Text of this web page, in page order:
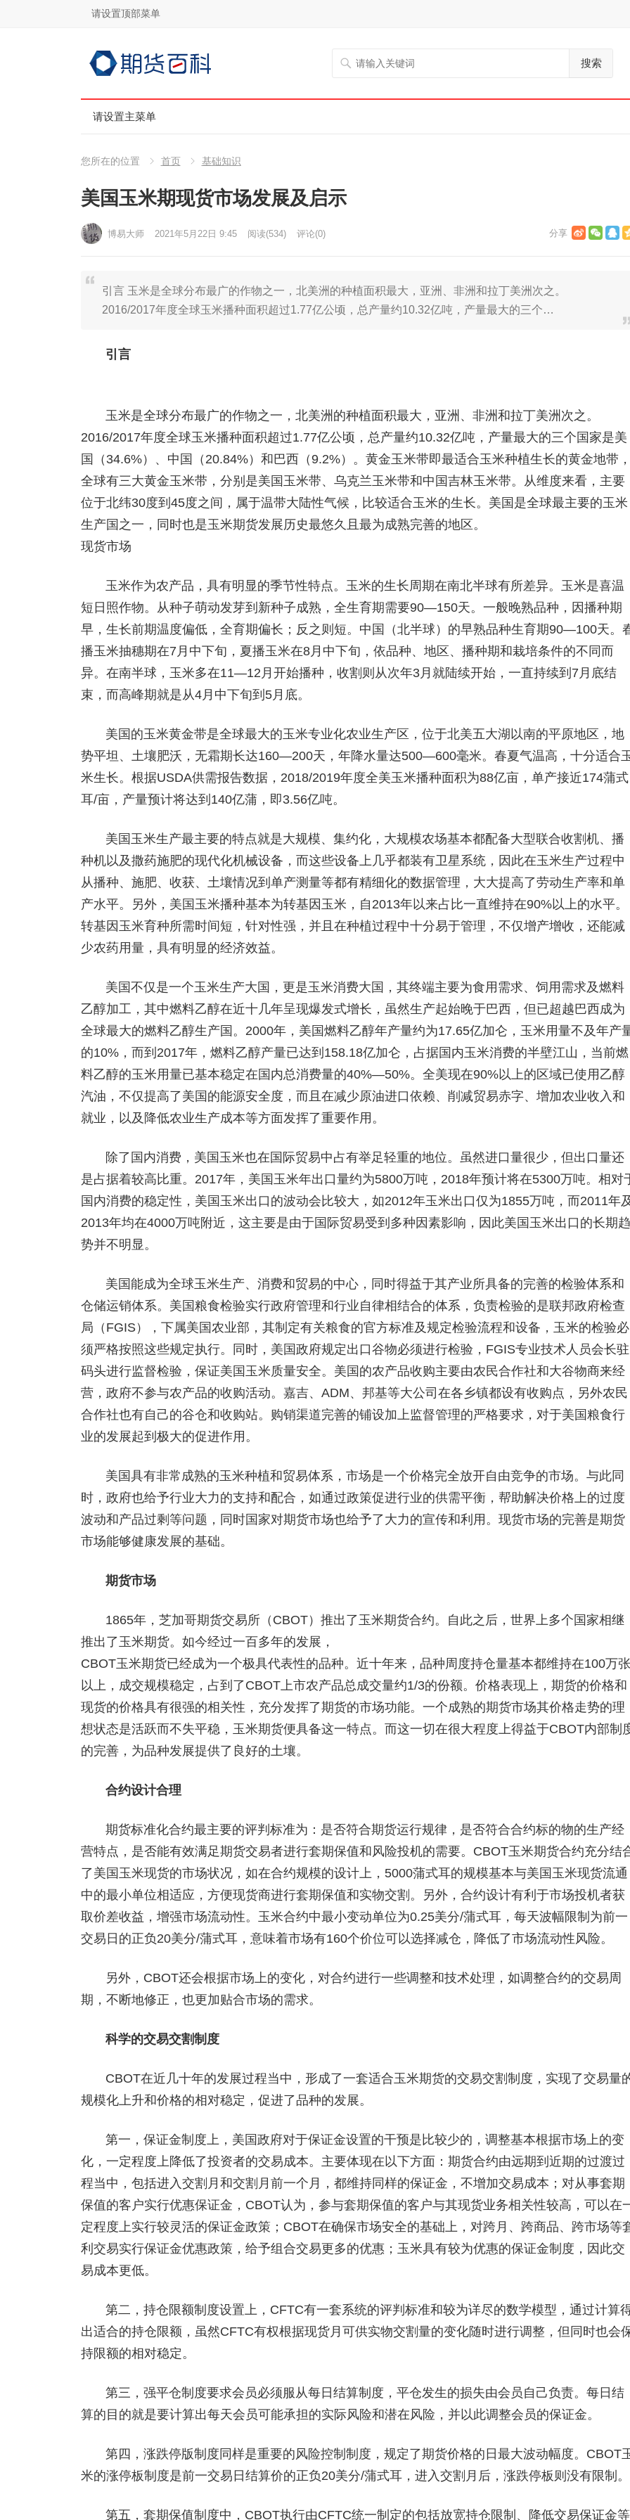
请设置顶部菜单
搜索
请设置主菜单
您所在的位置 首页 基础知识
美国玉米期现货市场发展及启示
博易大师 2021年5月22日 9:45 阅读(534) 评论(0)
引言 玉米是全球分布最广的作物之一，北美洲的种植面积最大，亚洲、非洲和拉丁美洲次之。
2016/2017年度全球玉米播种面积超过1.77亿公顷，总产量约10.32亿吨，产量最大的三个…
引言
玉米是全球分布最广的作物之一，北美洲的种植面积最大，亚洲、非洲和拉丁美洲次之。
2016/2017年度全球玉米播种面积超过1.77亿公顷，总产量约10.32亿吨，产量最大的三个国家是美
国（34.6%）、中国（20.84%）和巴西（9.2%）。黄金玉米带即最适合玉米种植生长的黄金地带
全球有三大黄金玉米带，分别是美国玉米带、乌克兰玉米带和中国吉林玉米带。从维度来看，主要
位于北纬30度到45度之间，属于温带大陆性气候，比较适合玉米的生长。美国是全球最主要的玉米
生产国之一，同时也是玉米期货发展历史最悠久且最为成熟完善的地区。
现货市场
玉米作为农产品，具有明显的季节性特点。玉米的生长周期在南北半球有所差异。玉米是喜温
短日照作物。从种子萌动发芽到新种子成熟，全生育期需要90—150天。一般晚熟品种，因播种期
早，生长前期温度偏低，全育期偏长；反之则短。中国（北半球）的早熟品种生育期90—100天。
播玉米抽穗期在7月中下旬，夏播玉米在8月中下旬，依品种、地区、播种期和栽培条件的不同而
异。在南半球，玉米多在11—12月开始播种，收割则从次年3月就陆续开始，一直持续到7月底结
束，而高峰期就是从4月中下旬到5月底。
美国的玉米黄金带是全球最大的玉米专业化农业生产区，位于北美五大湖以南的平原地区，地
势平坦、土壤肥沃，无霜期长达160—200天，年降水量达500—600毫米。春夏气温高，十分适合
米生长。根据USDA供需报告数据，2018/2019年度全美玉米播种面积为88亿亩，单产接近174蒲式
耳/亩，产量预计将达到140亿蒲，即3.56亿吨。
美国玉米生产最主要的特点就是大规模、集约化，大规模农场基本都配备大型联合收割机、播
种机以及撒药施肥的现代化机械设备，而这些设备上几乎都装有卫星系统，因此在玉米生产过程中
从播种、施肥、收获、土壤情况到单产测量等都有精细化的数据管理，大大提高了劳动生产率和单
产水平。另外，美国玉米播种基本为转基因玉米，自2013年以来占比一直维持在90%以上的水平。
转基因玉米育种所需时间短，针对性强，并且在种植过程中十分易于管理，不仅增产增收，还能减
少农药用量，具有明显的经济效益。
美国不仅是一个玉米生产大国，更是玉米消费大国，其终端主要为食用需求、饲用需求及燃料
乙醇加工，其中燃料乙醇在近十几年呈现爆发式增长，虽然生产起始晚于巴西，但已超越巴西成为
全球最大的燃料乙醇生产国。2000年，美国燃料乙醇年产量约为17.65亿加仑，玉米用量不及年产
的10%，而到2017年，燃料乙醇产量已达到158.18亿加仑，占据国内玉米消费的半壁江山，当前燃
料乙醇的玉米用量已基本稳定在国内总消费量的40%—50%。全美现在90%以上的区域已使用乙醇
汽油，不仅提高了美国的能源安全度，而且在减少原油进口依赖、削减贸易赤字、增加农业收入和
就业，以及降低农业生产成本等方面发挥了重要作用。
除了国内消费，美国玉米也在国际贸易中占有举足轻重的地位。虽然进口量很少，但出口量还
是占据着较高比重。2017年，美国玉米年出口量约为5800万吨，2018年预计将在5300万吨。相对
国内消费的稳定性，美国玉米出口的波动会比较大，如2012年玉米出口仅为1855万吨，而2011年
2013年均在4000万吨附近，这主要是由于国际贸易受到多种因素影响，因此美国玉米出口的长期趋
势并不明显。
美国能成为全球玉米生产、消费和贸易的中心，同时得益于其产业所具备的完善的检验体系和
仓储运销体系。美国粮食检验实行政府管理和行业自律相结合的体系，负责检验的是联邦政府检查
局（FGIS），下属美国农业部，其制定有关粮食的官方标准及规定检验流程和设备，玉米的检验必
须严格按照这些规定执行。同时，美国政府规定出口谷物必须进行检验，FGIS专业技术人员会长驻
码头进行监督检验，保证美国玉米质量安全。美国的农产品收购主要由农民合作社和大谷物商来经
营，政府不参与农产品的收购活动。嘉吉、ADM、邦基等大公司在各乡镇都设有收购点，另外农民
合作社也有自己的谷仓和收购站。购销渠道完善的铺设加上监督管理的严格要求，对于美国粮食行
业的发展起到极大的促进作用。
美国具有非常成熟的玉米种植和贸易体系，市场是一个价格完全放开自由竞争的市场。与此同
时，政府也给予行业大力的支持和配合，如通过政策促进行业的供需平衡，帮助解决价格上的过度
波动和产品过剩等问题，同时国家对期货市场也给予了大力的宣传和利用。现货市场的完善是期货
市场能够健康发展的基础。
期货市场
1865年，芝加哥期货交易所（CBOT）推出了玉米期货合约。自此之后，世界上多个国家相继
推出了玉米期货。如今经过一百多年的发展，
CBOT玉米期货已经成为一个极具代表性的品种。近十年来，品种周度持仓量基本都维持在100万张
以上，成交规模稳定，占到了CBOT上市农产品总成交量约1/3的份额。价格表现上，期货的价格和
现货的价格具有很强的相关性，充分发挥了期货的市场功能。一个成熟的期货市场其价格走势的理
想状态是活跃而不失平稳，玉米期货便具备这一特点。而这一切在很大程度上得益于CBOT内部制
的完善，为品种发展提供了良好的土壤。
合约设计合理
期货标准化合约最主要的评判标准为：是否符合期货运行规律，是否符合合约标的物的生产经
营特点，是否能有效满足期货交易者进行套期保值和风险投机的需要。CBOT玉米期货合约充分结
了美国玉米现货的市场状况，如在合约规模的设计上，5000蒲式耳的规模基本与美国玉米现货流通
中的最小单位相适应，方便现货商进行套期保值和实物交割。另外，合约设计有利于市场投机者获
取价差收益，增强市场流动性。玉米合约中最小变动单位为0.25美分/蒲式耳，每天波幅限制为前一
交易日的正负20美分/蒲式耳，意味着市场有160个价位可以选择减仓，降低了市场流动性风险。
另外，CBOT还会根据市场上的变化，对合约进行一些调整和技术处理，如调整合约的交易周
期，不断地修正，也更加贴合市场的需求。
科学的交易交割制度
CBOT在近几十年的发展过程当中，形成了一套适合玉米期货的交易交割制度，实现了交易量
规模化上升和价格的相对稳定，促进了品种的发展。
第一，保证金制度上，美国政府对于保证金设置的干预是比较少的，调整基本根据市场上的变
化，一定程度上降低了投资者的交易成本。主要体现在以下方面：期货合约由远期到近期的过渡过
程当中，包括进入交割月和交割月前一个月，都维持同样的保证金，不增加交易成本；对从事套期
保值的客户实行优惠保证金，CBOT认为，参与套期保值的客户与其现货业务相关性较高，可以在
定程度上实行较灵活的保证金政策；CBOT在确保市场安全的基础上，对跨月、跨商品、跨市场等
利交易实行保证金优惠政策，给予组合交易更多的优惠；玉米具有较为优惠的保证金制度，因此交
易成本更低。
第二，持仓限额制度设置上，CFTC有一套系统的评判标准和较为详尽的数学模型，通过计算
出适合的持仓限额，虽然CFTC有权根据现货月可供实物交割量的变化随时进行调整，但同时也会
持限额的相对稳定。
第三，强平仓制度要求会员必须服从每日结算制度，平仓发生的损失由会员自己负责。每日结
算的目的就是要计算出每天会员可能承担的实际风险和潜在风险，并以此调整会员的保证金。
第四，涨跌停版制度同样是重要的风险控制制度，规定了期货价格的日最大波动幅度。CBOT
米的涨停板制度是前一交易日结算价的正负20美分/蒲式耳，进入交割月后，涨跌停板则没有限制。
第五，套期保值制度中，CBOT执行由CFTC统一制定的包括放宽持仓限制、降低交易保证金等